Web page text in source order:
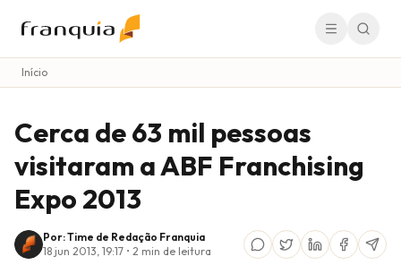
Início
Cerca de 63 mil pessoas
visitaram a ABF Franchising
Expo 2013
Por: Time de Redação Franquia
18 jun 2013, 19:17 • 2 min de leitura